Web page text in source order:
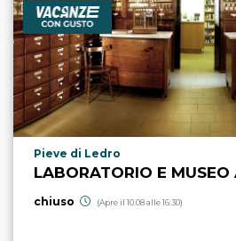
Località punto di interesse
Pieve di Ledro
LABORATORIO E
chiuso (Apre il 10.08 alle 16:30)